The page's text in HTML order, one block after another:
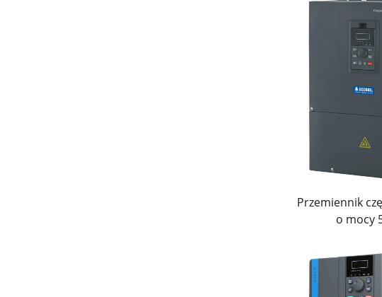
Jedną z najważniejszych zalet napędu o zmiennej
w zależności od obciążenia, optymalizując zużycie
miękkiego rozruchu i zatrzymania oraz możliwość
zmniejszają wpływ prądu szczytowego i wydłużają
zainstalowaniu falowników Goldbell, w zależności od typu
3. Elastyczna kompatybilność w różnych
Goldbell VFDs są kompatybilne z szerokim zakresem
obrotowego, takich jak taśmy transportowe, mieszadła
wentylatory. W systemach zaopatrzenia w wodę,
umożliwia precyzyjną synchronizację prędkości. W
regulację obciążenia. Ta elastyczność pozwala klientom
Przemiennik
o mocy